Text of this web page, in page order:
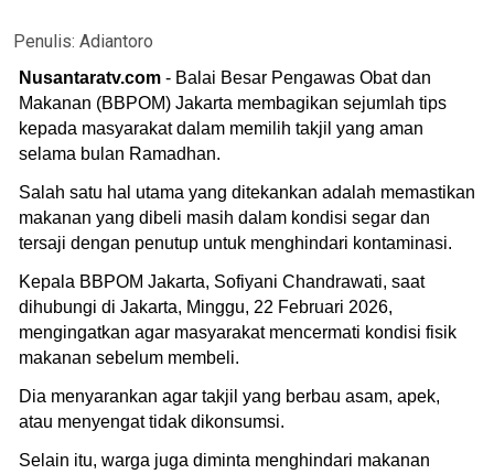
Penulis: Adiantoro
Nusantaratv.com - Balai Besar Pengawas Obat dan
Makanan (BBPOM) Jakarta membagikan sejumlah tips
kepada masyarakat dalam memilih takjil yang aman
selama bulan Ramadhan.
Salah satu hal utama yang ditekankan adalah memastikan
makanan yang dibeli masih dalam kondisi segar dan
tersaji dengan penutup untuk menghindari kontaminasi.
Kepala BBPOM Jakarta, Sofiyani Chandrawati, saat
dihubungi di Jakarta, Minggu, 22 Februari 2026,
mengingatkan agar masyarakat mencermati kondisi fisik
makanan sebelum membeli.
Dia menyarankan agar takjil yang berbau asam, apek,
atau menyengat tidak dikonsumsi.
Selain itu, warga juga diminta menghindari makanan